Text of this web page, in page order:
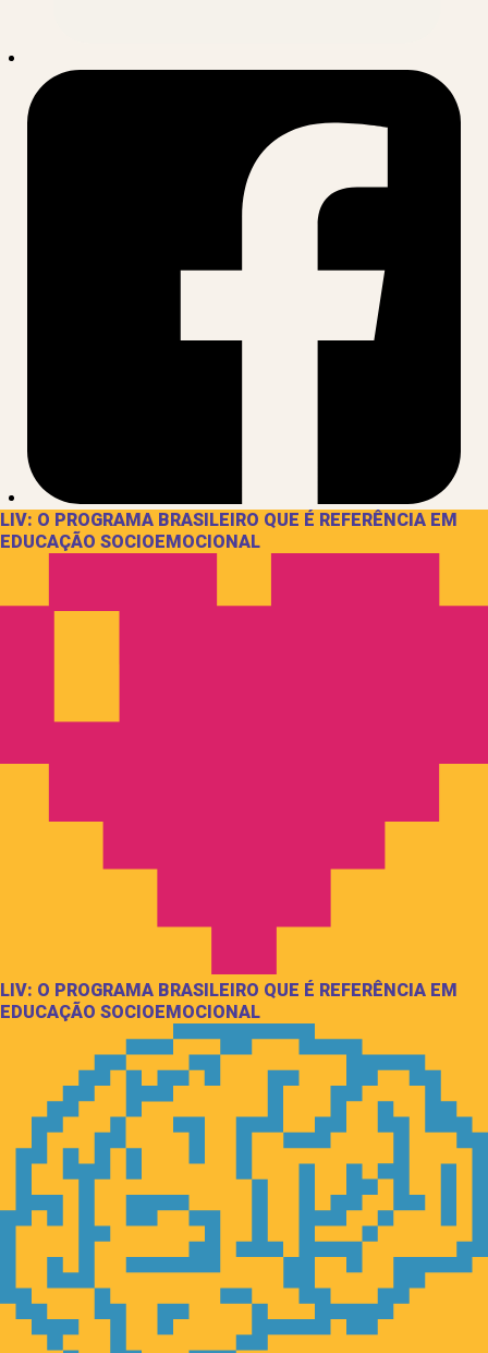
LIV: O PROGRAMA BRASILEIRO QUE É REFERÊNCIA EM
EDUCAÇÃO SOCIOEMOCIONAL
LIV: O PROGRAMA BRASILEIRO QUE É REFERÊNCIA EM
EDUCAÇÃO SOCIOEMOCIONAL